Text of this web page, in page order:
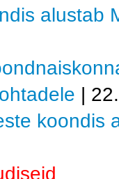
alustab
|
koondis